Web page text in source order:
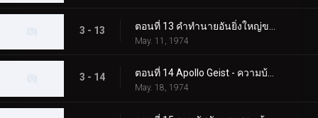
3 - 13
May. 11, 1974
3 - 14 ตอนที่ 14 Apollo Geist - ความบ้าคลั่งของนรกแมลง
May. 18, 1974